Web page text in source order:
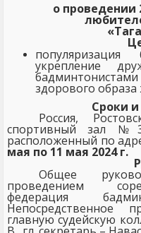
о проведении
укрепление
здорового образа
Сроки
Россия,
спортивный зал
расположенный по
мая по 11 мая 2024 г.
Общее
проведением
федерация
Непосредственное
главную судейскую